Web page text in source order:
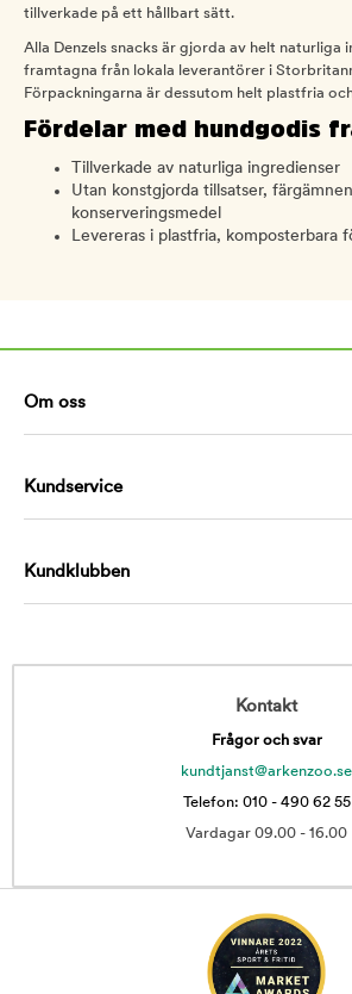
tillverkade på ett hållbart sätt.
Alla Denzels snacks är gjorda av helt naturliga
framtagna från lokala leverantörer i
Förpackningarna är dessutom helt plastfria
Fördelar med hundgodis
Tillverkade av naturliga ingredienser
Utan konstgjorda tillsatser,
konserveringsmedel
Levereras i plastfria, komposterbara
Om oss
Kundservice
Kundklubben
Kontakt
Frågor och svar
kundtjanst@arkenzoo.se
Telefon: 010 - 490 62 55
Vardagar 09.00 - 16.00